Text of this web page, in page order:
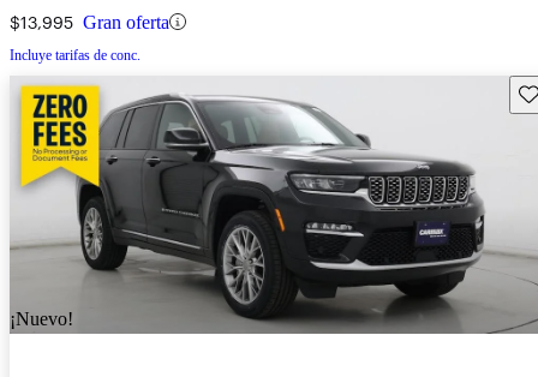
$13,995 Gran oferta
Incluye tarifas de conc.
¡Nuevo!